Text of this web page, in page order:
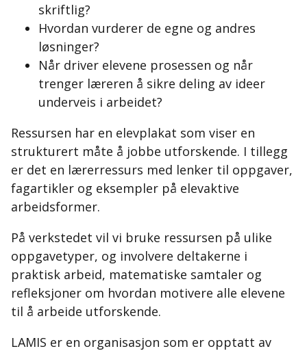
skriftlig?
Hvordan vurderer de egne og andres
løsninger?
Når driver elevene prosessen og når
trenger læreren å sikre deling av ideer
underveis i arbeidet?
Ressursen har en elevplakat som viser en
strukturert måte å jobbe utforskende. I tillegg
er det en lærerressurs med lenker til oppgaver,
fagartikler og eksempler på elevaktive
arbeidsformer.
På verkstedet vil vi bruke ressursen på ulike
oppgavetyper, og involvere deltakerne i
praktisk arbeid, matematiske samtaler og
refleksjoner om hvordan motivere alle elevene
til å arbeide utforskende.
LAMIS er en organisasjon som er opptatt av